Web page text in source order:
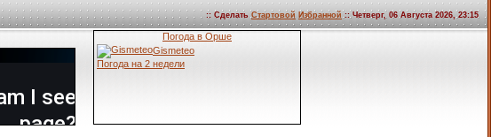
:: СделатьСтартовой Избранной :: Четверг, 06 Августа 2026, 23:15
Погода в Орше
Gismeteo
Погода на 2 недели